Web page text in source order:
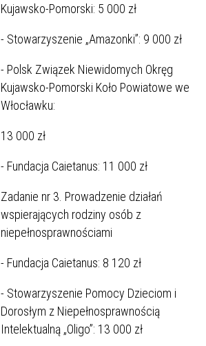
Kujawsko-Pomorski: 5 000 zł
- Stowarzyszenie „Amazonki”: 9 000 zł
- Polsk Związek Niewidomych Okręg
Kujawsko-Pomorski Koło Powiatowe we
Włocławku:
13 000 zł
- Fundacja Caietanus: 11 000 zł
Zadanie nr 3. Prowadzenie działań
wspierających rodziny osób z
niepełnosprawnościami
- Fundacja Caietanus: 8 120 zł
- Stowarzyszenie Pomocy Dzieciom i
Dorosłym z Niepełnosprawnością
Intelektualną „Oligo”: 13 000 zł